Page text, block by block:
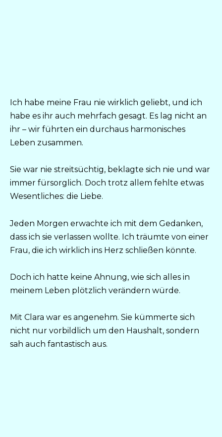
Ich habe meine Frau nie wirklich geliebt, und ich
habe es ihr auch mehrfach gesagt. Es lag nicht an
ihr – wir führten ein durchaus harmonisches
Leben zusammen.
Sie war nie streitsüchtig, beklagte sich nie und war
immer fürsorglich. Doch trotz allem fehlte etwas
Wesentliches: die Liebe.
Jeden Morgen erwachte ich mit dem Gedanken,
dass ich sie verlassen wollte. Ich träumte von einer
Frau, die ich wirklich ins Herz schließen könnte.
Doch ich hatte keine Ahnung, wie sich alles in
meinem Leben plötzlich verändern würde.
Mit Clara war es angenehm. Sie kümmerte sich
nicht nur vorbildlich um den Haushalt, sondern
sah auch fantastisch aus.